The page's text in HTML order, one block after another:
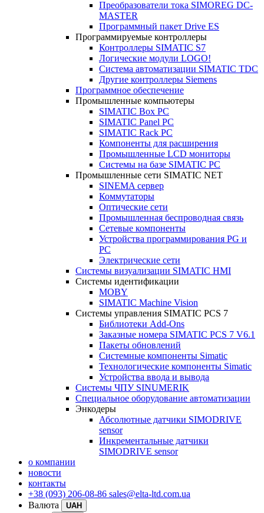
Преобразователи тока SIMOREG DC-
MASTER
Программный пакет Drive ES
Программируемые контроллеры
Контроллеры SIMATIC S7
Логические модули LOGO!
Система автоматизации SIMATIC TDC
Другие контроллеры Siemens
Программное обеспечение
Промышленные компьютеры
SIMATIC Box PC
SIMATIC Panel PС
SIMATIC Rack PC
Компоненты для расширения
Промышленные LCD мониторы
Системы на базе SIMATIC PC
Промышленные сети SIMATIC NET
SINEMA сервер
Коммутаторы
Оптические сети
Промышленная беспроводная связь
Сетевые компоненты
Устройства программирования PG и
PC
Электрические сети
Системы визуализации SIMATIC HMI
Системы идентификации
MOBY
SIMATIC Machine Vision
Системы управления SIMATIC PCS 7
Библиотеки Add-Ons
Заказные номера SIMATIC PCS 7 V6.1
Пакеты обновлений
Системные компоненты Simatic
Технологические компоненты Simatic
Устройства ввода и вывода
Системы ЧПУ SINUMERIK
Специальное оборудование автоматизации
Энкодеры
Абсолютные датчики SIMODRIVE
sensor
Инкрементальные датчики
SIMODRIVE sensor
о компании
новости
контакты
+38 (093) 206-08-86 sales@elta-ltd.com.ua
Валюта
UAH